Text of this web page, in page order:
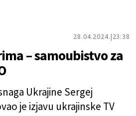
28.04.2024. 23:38
– samoubistvo za
Ukrajine Sergej
je izjavu ukrajinske TV